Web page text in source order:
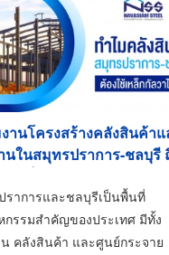
านโครงสร้างคลังสินค้าแ
นในสมุทรปราการ-ชลบุรี
ราการและชลบุรีเป็นพื้นที่
กรรมสำคัญของประเทศ มีทั้ง
น คลังสินค้า และศูนย์กระจาย